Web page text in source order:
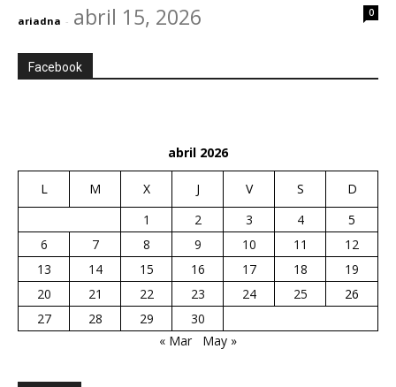
ariadna - abril 15, 2026 0
Facebook
abril 2026
L M X J V S
D
1
2 3 4
5
6
7 8 9 10 11
12
13
14 15 16 17 18
19
20
21 22 23 24 25
26
27
28 29
30
« Mar
May »